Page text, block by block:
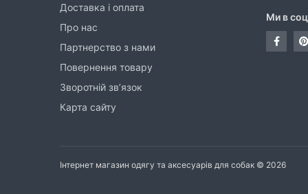
Доставка і оплата
Про нас
Партнерство з нами
Повернення товару
Зворотній зв’язок
Карта сайту
Ми в
Інтернет магазин одягу та аксесуарів для собак © 2026